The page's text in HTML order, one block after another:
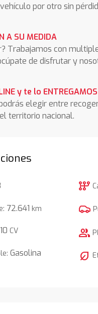
por otro sin
A SU MEDIDA
Trabajamos con
de disfrutar y
y te lo
elegir entre
territorio nacional.
72.641 km
CV
Gasolina
auto_transmission
group
nest_eco_leaf